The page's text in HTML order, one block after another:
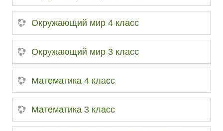
Окружающий мир 4 класс
Окружающий мир 3 класс
Математика 4 класс
Математика 3 класс